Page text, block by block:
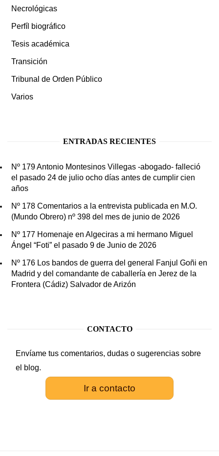
Necrológicas
Perfíl biográfico
Tesis académica
Transición
Tribunal de Orden Público
Varios
ENTRADAS RECIENTES
Nº 179 Antonio Montesinos Villegas -abogado- falleció
el pasado 24 de julio ocho días antes de cumplir cien
años
Nº 178 Comentarios a la entrevista publicada en M.O.
(Mundo Obrero) nº 398 del mes de junio de 2026
Nº 177 Homenaje en Algeciras a mi hermano Miguel
Ángel “Foti” el pasado 9 de Junio de 2026
Nº 176 Los bandos de guerra del general Fanjul Goñi en
Madrid y del comandante de caballería en Jerez de la
Frontera (Cádiz) Salvador de Arizón
CONTACTO
Envíame tus comentarios, dudas o sugerencias sobre
el blog.
Ir a contacto